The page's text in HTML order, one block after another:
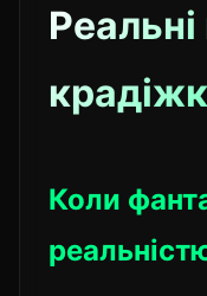
Коли